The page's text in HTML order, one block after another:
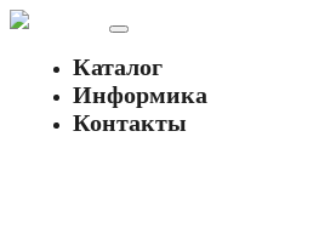
Каталог
Информика
Контакты